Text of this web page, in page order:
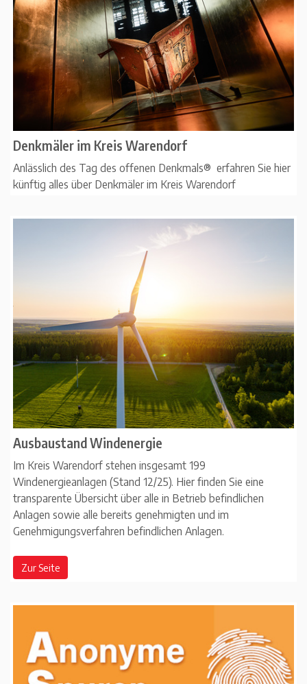
Denkmäler im Kreis Warendorf
Anlässlich des Tag des offenen Denkmals® erfahren Sie hier
künftig alles über Denkmäler im Kreis Warendorf
Ausbaustand Windenergie
Im Kreis Warendorf stehen insgesamt 199
Windenergieanlagen (Stand 12/25). Hier finden Sie eine
transparente Übersicht über alle in Betrieb befindlichen
Anlagen sowie alle bereits genehmigten und im
Genehmigungsverfahren befindlichen Anlagen.
Zur Seite